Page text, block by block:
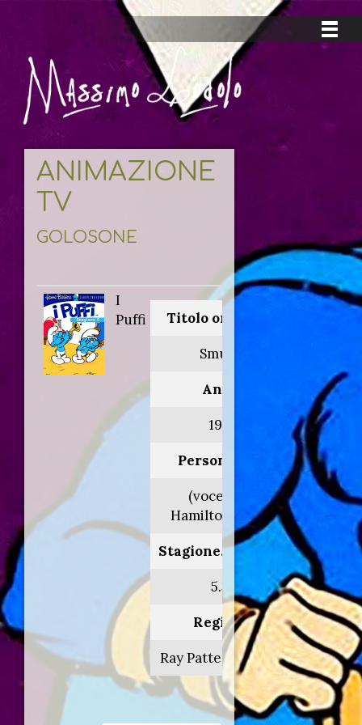
ANIMAZIONE
TV
GOLOSONE
I
Puffi
Titolo originale:
Smurfs
Anno:
1985
Personaggio:
(voce orig.
Hamilton Camp)
Stagione.Episodio:
5.37
Regia di:
Ray Patterson/vari